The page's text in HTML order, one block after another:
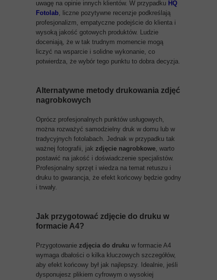
uwagę na opinie innych klientów. W przypadku HQ
Fotolab, liczne pozytywne recenzje podkreślają
profesjonalizm, empatyczne podejście do klienta i
wysoką jakość gotowych produktów. Ludzie
doceniają, że w tak trudnym momencie mogą
liczyć na wsparcie i solidne wykonanie, co
potwierdza, że wybór tego punktu to dobra decyzja.
Alternatywne metody drukowania zdjęć
nagrobkowych
Oprócz profesjonalnych punktów usługowych,
można rozważyć samodzielny druk w domu lub w
tradycyjnych fotolabach. Jednak w przypadku tak
ważnej fotografii, jak zdjęcie nagrobkowe, warto
postawić na jakość i doświadczenie specjalistów.
Profesjonalny sprzęt i wiedza na temat retuszu i
druku to gwarancja, że efekt końcowy będzie godny
i trwały.
Jak przygotować zdjęcie do druku w
formacie A4?
Przygotowanie zdjęcia do druku w formacie A4
wymaga dbałości o kilka kluczowych szczegółów,
aby efekt końcowy był jak najlepszy. Idealnie, jeśli
dysponujesz plikiem cyfrowym o wysokiej